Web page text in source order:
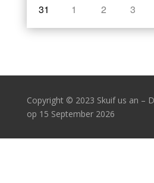
31 1 2 3
Copyright © 2023 Skuif us an –
op 15 September 2026